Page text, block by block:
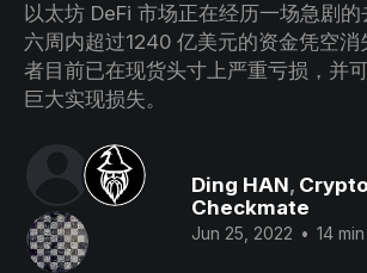
以太坊 DeFi 市场正在经历一场急剧
六周内超过1240 亿美元的资金凭空消
者目前已在现货头寸上严重亏损，并
巨大实现损失。
Ding HAN,
Checkmate
Jun 25, 2022 • 14